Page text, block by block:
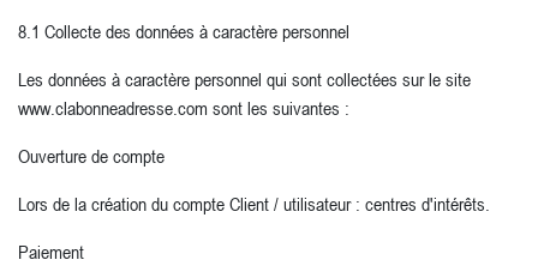
8.1 Collecte des données à caractère personnel
Les données à caractère personnel qui sont collectées sur le site
www.clabonneadresse.com sont les suivantes :
Ouverture de compte
Lors de la création du compte Client / utilisateur : centres d'intérêts.
Paiement